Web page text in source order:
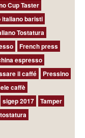
Cup Taster
italiano baristi
Tostatura
French press
espresso
il caffé
Pressino
caffè
sigep 2017
Tamper
tostatura